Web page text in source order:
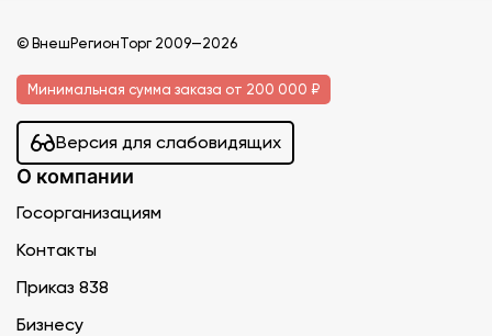
© ВнешРегионТорг 2009—2026
Минимальная сумма заказа от 200 000 ₽
Версия для слабовидящих
О компании
Госорганизациям
Контакты
Приказ 838
Бизнесу